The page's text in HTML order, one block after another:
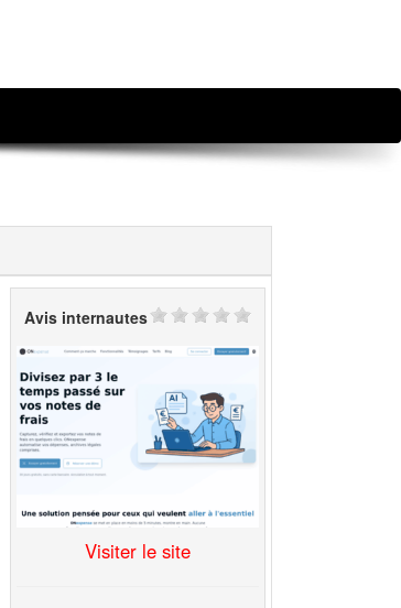
Avis internautes
Visiter le site